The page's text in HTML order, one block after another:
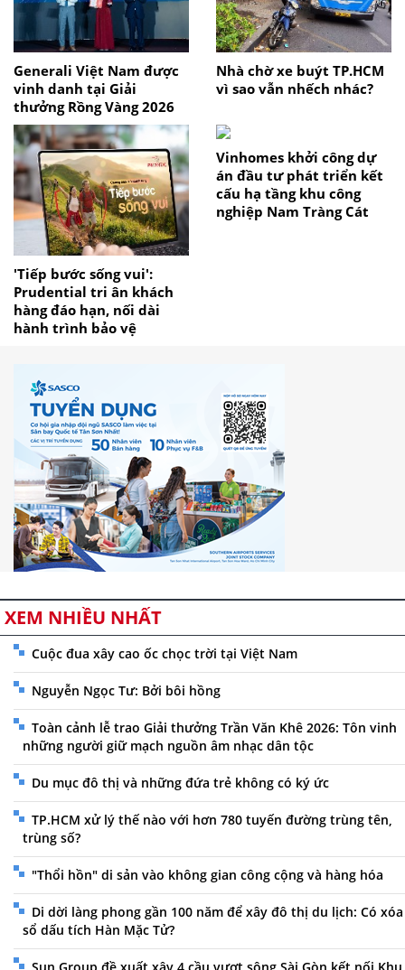
Generali Việt Nam được
vinh danh tại Giải
thưởng Rồng Vàng 2026
Nhà chờ xe buýt TP.HCM
vì sao vẫn nhếch nhác?
'Tiếp bước sống vui':
Prudential tri ân khách
hàng đáo hạn, nối dài
hành trình bảo vệ
Vinhomes khởi công dự
án đầu tư phát triển kết
cấu hạ tầng khu công
nghiệp Nam Tràng Cát
XEM NHIỀU NHẤT
Cuộc đua xây cao ốc chọc trời tại Việt Nam
Nguyễn Ngọc Tư: Bởi bôi hồng
Toàn cảnh lễ trao Giải thưởng Trần Văn Khê 2026: Tôn vinh
những người giữ mạch nguồn âm nhạc dân tộc
Du mục đô thị và những đứa trẻ không có ký ức
TP.HCM xử lý thế nào với hơn 780 tuyến đường trùng tên,
trùng số?
"Thổi hồn" di sản vào không gian công cộng và hàng hóa
Di dời làng phong gần 100 năm để xây đô thị du lịch: Có xóa
sổ dấu tích Hàn Mặc Tử?